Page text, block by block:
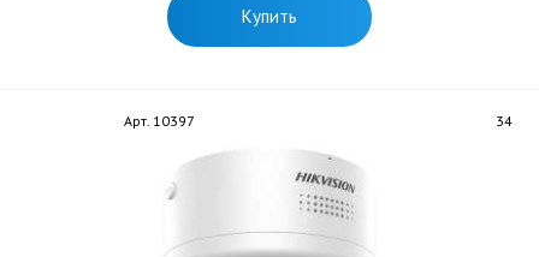
Купить
Арт. 10397 34